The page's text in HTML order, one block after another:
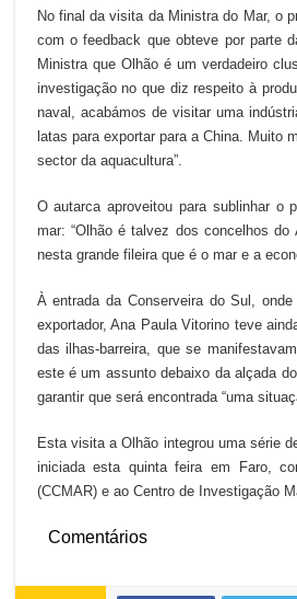
No final da visita da Ministra do Mar, o
com o feedback que obteve por parte
Ministra que Olhão é um verdadeiro
investigação no que diz respeito à
naval, acabámos de visitar uma
latas para exportar para a China. Muito
sector da aquacultura”.
O autarca aproveitou para sublinhar o
mar: “Olhão é talvez dos concelhos
nesta grande fileira que é o mar e a
À entrada da Conserveira do Sul,
exportador, Ana Paula Vitorino teve
das ilhas-barreira, que se
este é um assunto debaixo da alçada
garantir que será encontrada “uma
Esta visita a Olhão integrou uma série
iniciada esta quinta feira em Faro,
(CCMAR) e ao Centro de Investigação
Comentários